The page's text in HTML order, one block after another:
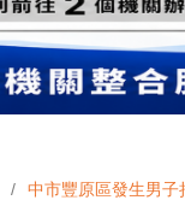
中市豐原區發生男子